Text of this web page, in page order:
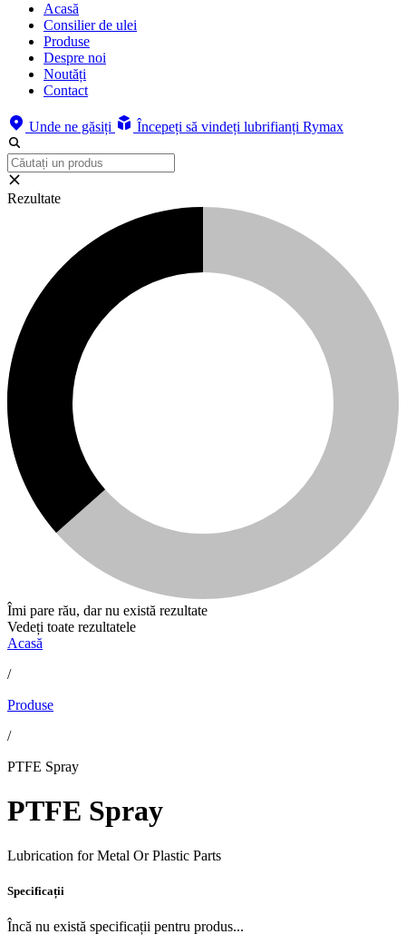
Acasă
Consilier de ulei
Produse
Despre noi
Noutăți
Contact
Unde ne găsiți Începeți să vindeți lubrifianți Rymax
Rezultate
Îmi pare rău, dar nu există rezultate
Vedeți toate rezultatele
Acasă
/
Produse
/
PTFE Spray
PTFE Spray
Lubrication for Metal Or Plastic Parts
Specificații
Încă nu există specificații pentru produs...